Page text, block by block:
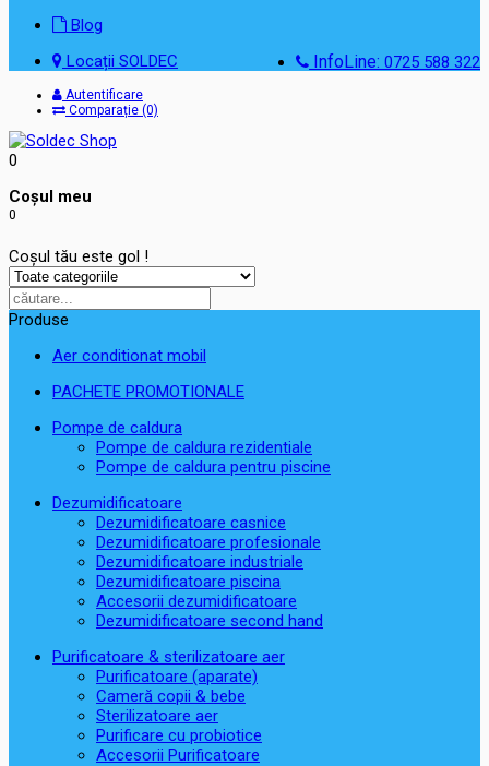
Blog
InfoLine: 0725 588 322
Locații SOLDEC
Autentificare
Comparație (0)
0
Coşul meu
0
Coșul tău este gol !
Produse
Aer conditionat mobil
PACHETE PROMOTIONALE
Pompe de caldura
Pompe de caldura rezidentiale
Pompe de caldura pentru piscine
Dezumidificatoare
Dezumidificatoare casnice
Dezumidificatoare profesionale
Dezumidificatoare industriale
Dezumidificatoare piscina
Accesorii dezumidificatoare
Dezumidificatoare second hand
Purificatoare & sterilizatoare aer
Purificatoare (aparate)
Cameră copii & bebe
Sterilizatoare aer
Purificare cu probiotice
Accesorii Purificatoare